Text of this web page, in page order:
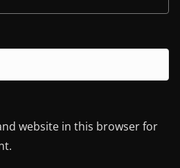
website in this browser for